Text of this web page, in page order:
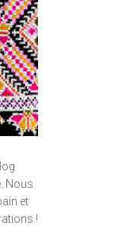
Nous
et
!